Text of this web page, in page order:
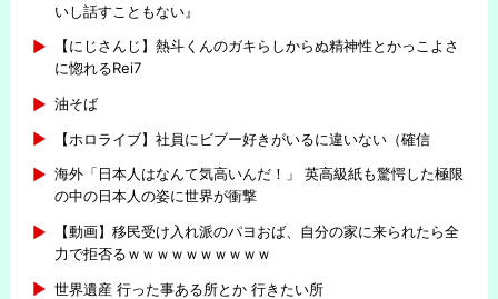
いし話すこともない』
【にじさんじ】熱斗くんのガキらしからぬ精神性とかっこよさ
に惚れるRei7
油そば
【ホロライブ】社員にビブー好きがいるに違いない（確信
海外「日本人はなんて気高いんだ！」 英高級紙も驚愕した極限
の中の日本人の姿に世界が衝撃
【動画】移民受け入れ派のパヨおば、自分の家に来られたら全
力で拒否るｗｗｗｗｗｗｗｗｗｗ
世界遺産 行った事ある所とか 行きたい所